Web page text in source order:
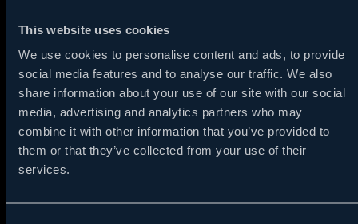
This website uses cookies
We use cookies to personalise content and ads, to provide
social media features and to analyse our traffic. We also
share information about your use of our site with our social
media, advertising and analytics partners who may
combine it with other information that you’ve provided to
them or that they’ve collected from your use of their
services.